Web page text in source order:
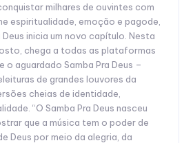
milhares de ouvintes com
espiritualidade, emoção e pagode,
inicia um novo capítulo. Nesta
chega a todas as plataformas
o aguardado Samba Pra Deus –
de grandes louvores da
cheias de identidade,
“O Samba Pra Deus nasceu
que a música tem o poder de
Deus por meio da alegria, da